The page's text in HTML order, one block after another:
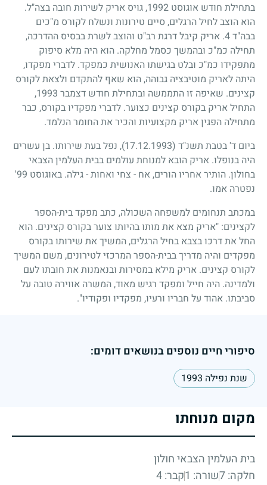
בתחילת חודש אוגוסט 1992, גויס אריק לשירות חובה בצה"ל.
הוא הוצב לחיל הרגלים, סיים טירונות ונשלח לקורס מ"כים
בבה"ד4. אריק קיבל דרגת רב"ט והוצב לשרת בבסיס ההדרכה,
תחילה כמ"כ ובהמשך כסמל מחלקה. הוא היה מלא סיפוק
מתפקידו כמ"כ ובלט בגישתו האנושית כמפקד. לדברי מפקדו,
היתה לאריק מוטיבציה גבוהה, הוא שאף להתקדם ולצאת לקורס
קצינים. שאיפה זו התממשה ובתחילת חודש דצמבר 1993
,
התחיל אריק בקורס קצינים כצוער. לדברי מפקדיו בקורס, כבר
מתחילה הפגין אריק מקצועיות והכיר את החומר הנלמד.
ביום ד' בטבת תשנ"ד (17.12.1993)
, נפל בעת שירותו. בן עשרים
היה בנופלו. אריק הובא למנוחת עולמים בבית העלמין הצבאי
בחולון. הותיר אחריו הורים, אח - צחי ואחות - גילה. באוגוסט 99
'
נפטרה אמו.
במכתב תנחומים למשפחה השכולה, כתב מפקד בית-הספר
לקצינים: "אריק מצא את מותו בהיותו צוער בקורס קצינים. הוא
החל את דרכו בצבא בחיל הרגלים, המשיך את שירותו בקורס
מפקדים והיה מדריך בבית-הספר המרכזי לטירונים, משם המשיך
לקורס קצינים. אריק מילא במסירות ובנאמנות את חובתו לעם
ולמדינה. היה חייל ומפקד רגיש מאוד, המשרה אווירה טובה על
סביבתו. אהוד על חבריו ורעיו, מפקדיו ופקודיו".
סיפורי חיים נוספים בנושאים דומים:
שנת נפילה 1993
מקום מנוחתו
בית העלמין הצבאי חולון
חלקה: 7
שורה: 1 קבר: 4